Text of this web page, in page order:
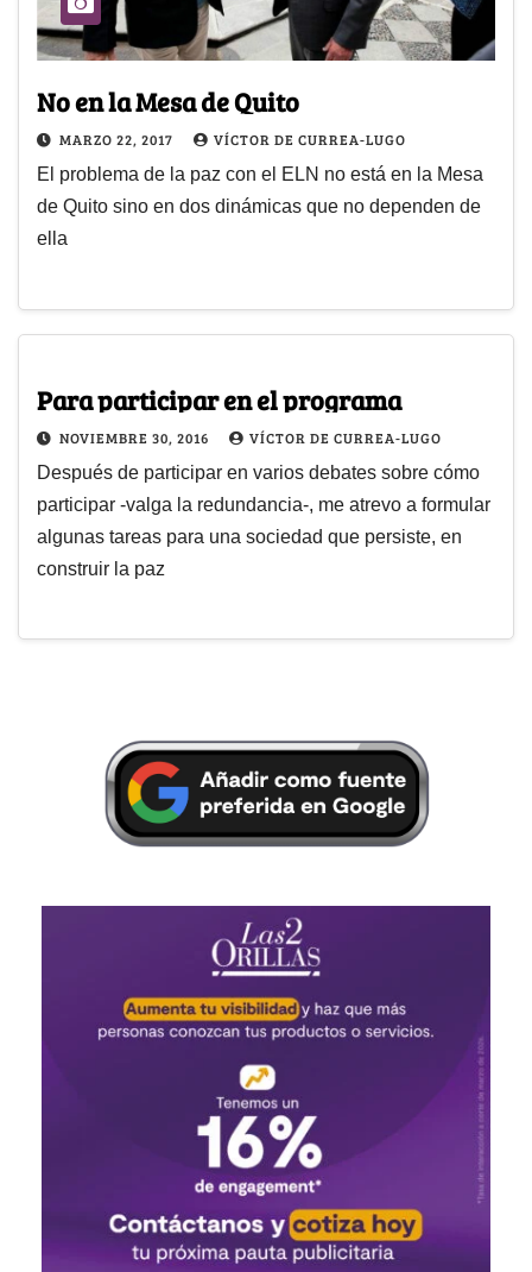
No en la Mesa de Quito
MARZO 22, 2017 VÍCTOR DE CURREA-LUGO
El problema de la paz con el ELN no está en la Mesa
de Quito sino en dos dinámicas que no dependen de
ella
Para participar en el programa
NOVIEMBRE 30, 2016 VÍCTOR DE CURREA-LUGO
Después de participar en varios debates sobre cómo
participar -valga la redundancia-, me atrevo a formular
algunas tareas para una sociedad que persiste, en
construir la paz